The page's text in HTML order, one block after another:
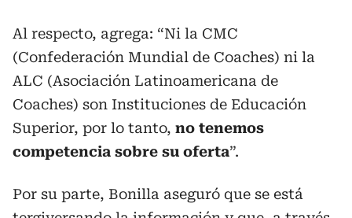
Al respecto, agrega: “Ni la CMC
(Confederación Mundial de Coaches) ni la
ALC (Asociación Latinoamericana de
Coaches) son Instituciones de Educación
Superior, por lo tanto, no tenemos
competencia sobre su oferta”.
Por su parte, Bonilla aseguró que se está